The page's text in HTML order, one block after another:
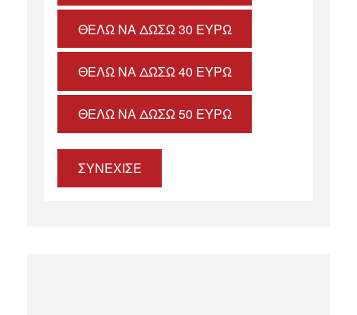
ΘΈΛΩ ΝΑ ΔΏΣΩ 30 ΕΥΡΏ
ΘΈΛΩ ΝΑ ΔΏΣΩ 40 ΕΥΡΏ
ΘΈΛΩ ΝΑ ΔΏΣΩ 50 ΕΥΡΏ
ΣΥΝΕΧΙΣΕ